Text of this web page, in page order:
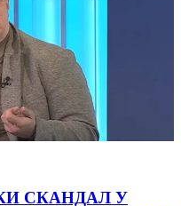
СКАНДАЛ У